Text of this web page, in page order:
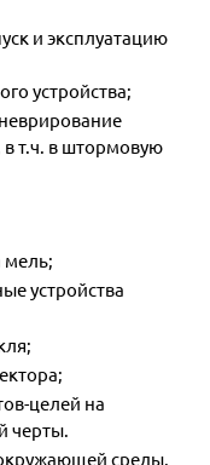
и эксплуатацию
устройства;
в т.ч. в штормовую
мель;
устройства
целей на
черты.
среды.